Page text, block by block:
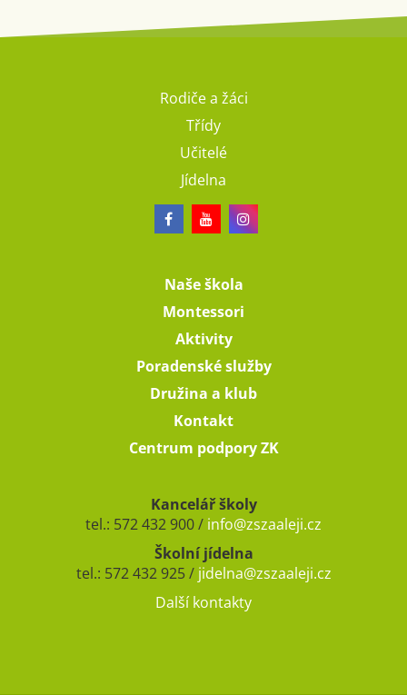
Rodiče a žáci
Třídy
Učitelé
Jídelna
Naše škola
Montessori
Aktivity
Poradenské služby
Družina a klub
Kontakt
Centrum podpory ZK
Kancelář školy
tel.: 572 432 900 / info@zszaaleji.cz
Školní jídelna
tel.: 572 432 925 / jidelna@zszaaleji.cz
Další kontakty